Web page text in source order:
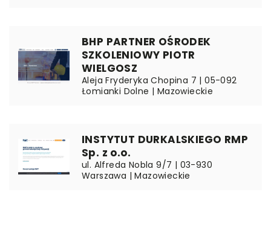
BHP PARTNER OŚRODEK
SZKOLENIOWY PIOTR
WIELGOSZ
Aleja Fryderyka Chopina 7 | 05-092
Łomianki Dolne | Mazowieckie
INSTYTUT DURKALSKIEGO RMP
Sp. z o.o.
ul. Alfreda Nobla 9/7 | 03-930
Warszawa | Mazowieckie